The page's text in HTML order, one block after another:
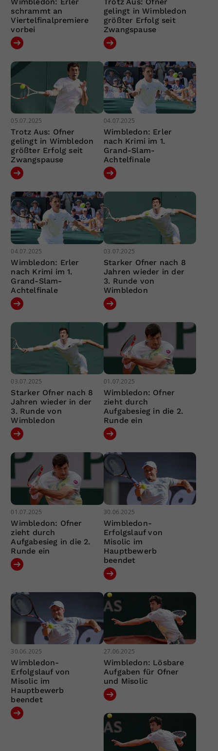
schrammt an
Viertelfinalpremiere
vorbei
gelingt in Wimbledon
größter Erfolg seit
Zwangspause
05.07.2025
Trotz Aus: Ofner
gelingt in Wimbledon
größter Erfolg seit
Zwangspause
04.07.2025
Wimbledon: Erler
nach Krimi im 1.
Grand-Slam-
Achtelfinale
04.07.2025
Wimbledon: Erler
nach Krimi im 1.
Grand-Slam-
Achtelfinale
03.07.2025
Starker Ofner nach 8
Jahren wieder in der
3. Runde von
Wimbledon
03.07.2025
Starker Ofner nach 8
Jahren wieder in der
3. Runde von
Wimbledon
01.07.2025
Wimbledon: Ofner
zieht durch
Aufgabesieg in die 2.
Runde ein
01.07.2025
Wimbledon: Ofner
zieht durch
Aufgabesieg in die 2.
Runde ein
30.06.2025
Wimbledon-
Erfolgslauf von
Misolic im
Hauptbewerb
beendet
30.06.2025
Wimbledon-
Erfolgslauf von
Misolic im
Hauptbewerb
beendet
27.06.2025
Wimbledon: Lösbare
Aufgaben für Ofner
und Misolic